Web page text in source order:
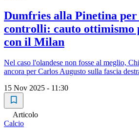
Dumfries alla Pinetina
controlli: cauto ottimismo
con il Milan
Nel caso l'olandese non fosse al meglio,
ancora per Carlos Augusto sulla fascia
15 Nov 2025 - 11:30
Articolo
Calcio